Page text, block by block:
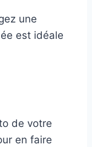
une
est idéale
de votre
en faire